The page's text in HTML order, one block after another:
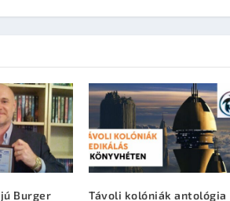
Burger Távoli kolóniák antológia